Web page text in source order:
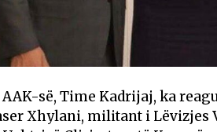
së, Time Kadrijaj, ka
Xhylani, militant i Lëvizjes